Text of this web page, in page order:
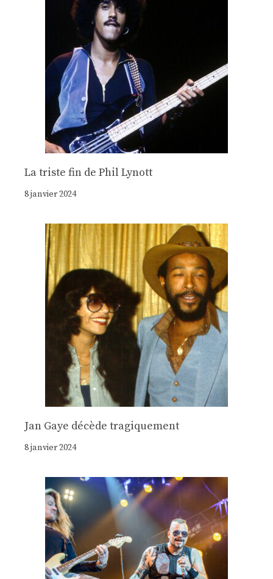
La triste fin de Phil Lynott
8 janvier 2024
Jan Gaye décède tragiquement
8 janvier 2024